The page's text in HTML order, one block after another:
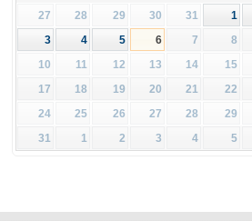
27 28 29 30 31 1
3
4 5 6 7 8
10
11 12 13 14 15
17
18 19 20 21 22
24
25 26 27 28 29
31
1 2 3 4 5